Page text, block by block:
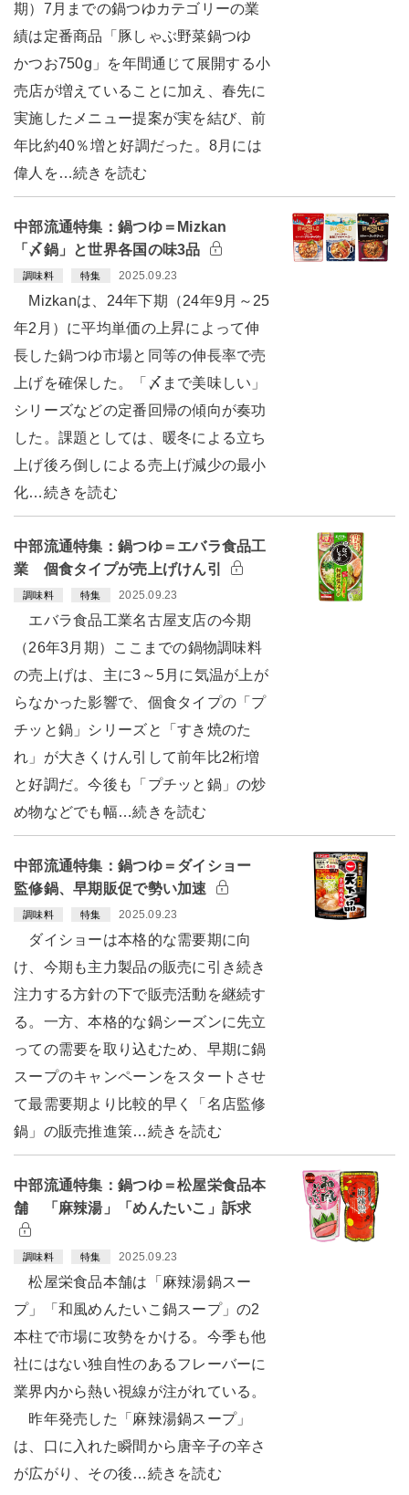
期）7月までの鍋つゆカテゴリーの業
績は定番商品「豚しゃぶ野菜鍋つゆ
かつお750g」を年間通じて展開する小
売店が増えていることに加え、春先に
実施したメニュー提案が実を結び、前
年比約40％増と好調だった。8月には
偉人を…続きを読む
中部流通特集：鍋つゆ＝Mizkan
「〆鍋」と世界各国の味3品
調味料 特集 2025.09.23
Mizkanは、24年下期（24年9月～25
年2月）に平均単価の上昇によって伸
長した鍋つゆ市場と同等の伸長率で売
上げを確保した。「〆まで美味しい」
シリーズなどの定番回帰の傾向が奏功
した。課題としては、暖冬による立ち
上げ後ろ倒しによる売上げ減少の最小
化…続きを読む
中部流通特集：鍋つゆ＝エバラ食品工
業 個食タイプが売上げけん引
調味料 特集 2025.09.23
エバラ食品工業名古屋支店の今期
（26年3月期）ここまでの鍋物調味料
の売上げは、主に3～5月に気温が上が
らなかった影響で、個食タイプの「プ
チッと鍋」シリーズと「すき焼のた
れ」が大きくけん引して前年比2桁増
と好調だ。今後も「プチッと鍋」の炒
め物などでも幅…続きを読む
中部流通特集：鍋つゆ＝ダイショー
監修鍋、早期販促で勢い加速
調味料 特集 2025.09.23
ダイショーは本格的な需要期に向
け、今期も主力製品の販売に引き続き
注力する方針の下で販売活動を継続す
る。一方、本格的な鍋シーズンに先立
っての需要を取り込むため、早期に鍋
スープのキャンペーンをスタートさせ
て最需要期より比較的早く「名店監修
鍋」の販売推進策…続きを読む
中部流通特集：鍋つゆ＝松屋栄食品本
舗 「麻辣湯」「めんたいこ」訴求
調味料 特集 2025.09.23
松屋栄食品本舗は「麻辣湯鍋スー
プ」「和風めんたいこ鍋スープ」の2
本柱で市場に攻勢をかける。今季も他
社にはない独自性のあるフレーバーに
業界内から熱い視線が注がれている。
昨年発売した「麻辣湯鍋スープ」
は、口に入れた瞬間から唐辛子の辛さ
が広がり、その後…続きを読む